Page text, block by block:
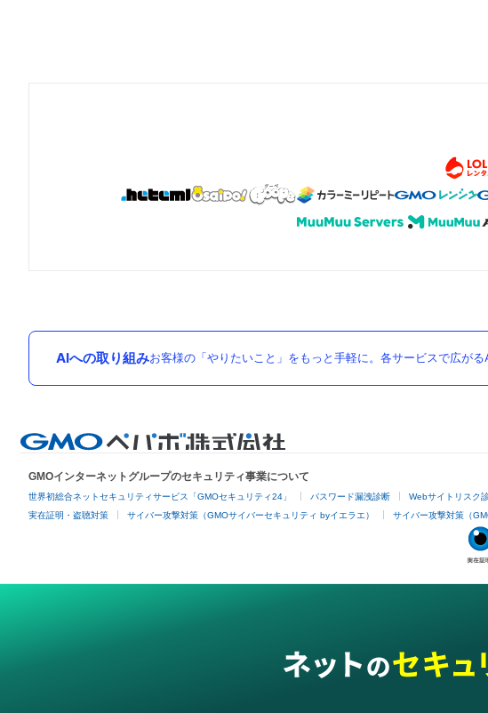
AIへの取り組みお客様の「やりたいこと」をもっと手軽に。各サービスで広が
GMOインターネットグループのセキュリティ事業について
世界初総合ネットセキュリティサービス「GMOセキュリティ24」 パスワード漏洩診断 Webサイトリスク
実在証明・盗聴対策 サイバー攻撃対策（GMOサイバーセキュリティ byイエラエ） サイバー攻撃対策（